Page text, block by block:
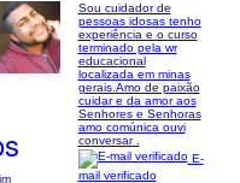
Sou cuidador de
pessoas idosas tenho
experiência e o curso
terminado pela wr
educacional
localizada em minas
gerais.Amo de paixão
cuidar e da amor aos
Senhores e Senhoras
amo comúnica ouvi
conversar .
E-
mail verificado